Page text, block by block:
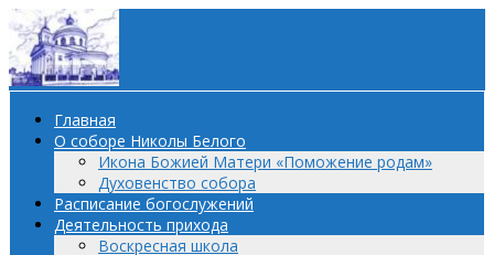
Главная
О соборе Николы Белого
Икона Божией Матери «Поможение родам»
Духовенство собора
Расписание богослужений
Деятельность прихода
Воскресная школа